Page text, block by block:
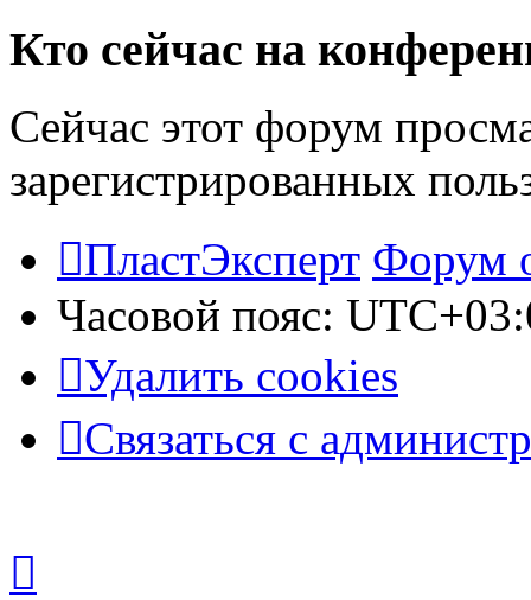
Кто сейчас на
Сейчас этот форум
зарегистрированных
ПластЭксперт Форум
Часовой пояс:
Удалить cookies
Связаться с